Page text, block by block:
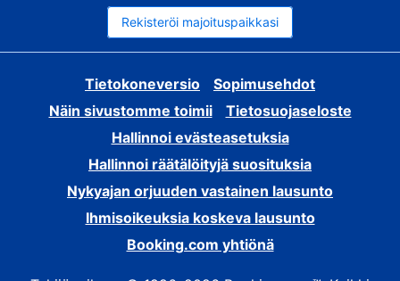
Rekisteröi majoituspaikkasi
Tietokoneversio
Sopimusehdot
Näin sivustomme toimii
Tietosuojaseloste
Hallinnoi evästeasetuksia
Hallinnoi räätälöityjä suosituksia
Nykyajan orjuuden vastainen lausunto
Ihmisoikeuksia koskeva lausunto
Booking.com yhtiönä